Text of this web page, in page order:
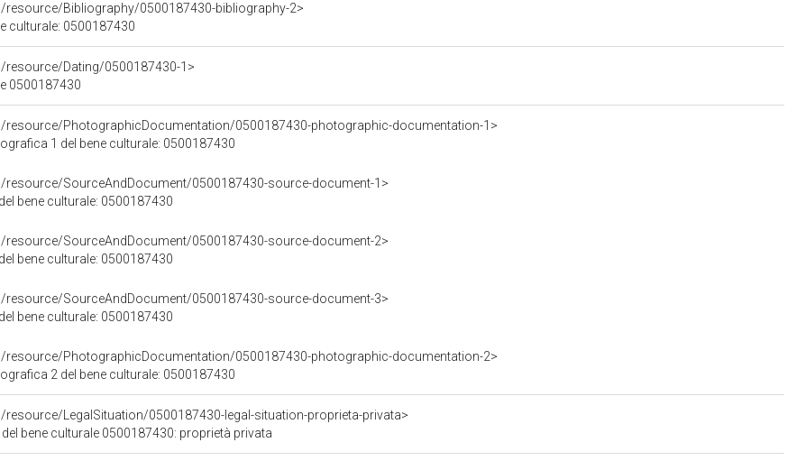
Bibliography/0500187430-bibliography-2>
culturale: 0500187430
Dating/0500187430-1>
0500187430
PhotographicDocumentation/0500187430-photographic-documentation-1>
1 del bene culturale: 0500187430
SourceAndDocument/0500187430-source-document-1>
bene culturale: 0500187430
SourceAndDocument/0500187430-source-document-2>
bene culturale: 0500187430
SourceAndDocument/0500187430-source-document-3>
bene culturale: 0500187430
PhotographicDocumentation/0500187430-photographic-documentation-2>
2 del bene culturale: 0500187430
LegalSituation/0500187430-legal-situation-proprieta-privata>
bene culturale 0500187430: proprietà privata